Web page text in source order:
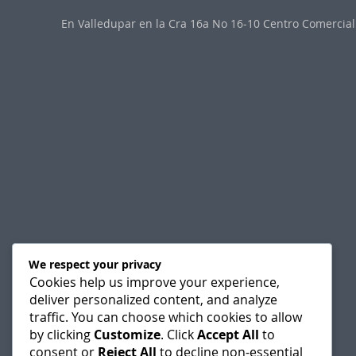
En Valledupar en la Cra 16a No 16-10 Centro
We respect your privacy
Cookies help us improve your experience,
deliver personalized content, and analyze
traffic. You can choose which cookies to allow
by clicking Customize. ClickAccept All to
consent or Reject All to decline non-essential